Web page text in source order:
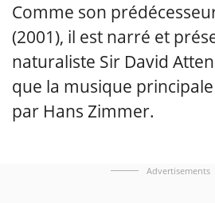
Comme son
(2001), il est narré et
naturaliste Sir David
que la musique
par Hans Zimmer.
Advertisements